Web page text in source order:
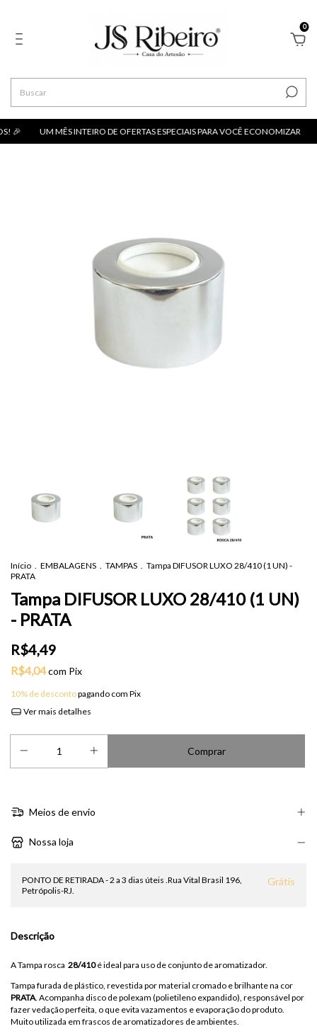
0
🎉 UM MÊS INTEIRO DE OFERTAS ESPECIAIS PARA VOCÊ ECONOMIZAR
Início . EMBALAGENS . TAMPAS . Tampa DIFUSOR LUXO 28/410 (1 UN) -
PRATA
Tampa DIFUSOR LUXO 28/410 (1 UN)
- PRATA
R$4,49
R$4,04com Pix
10% de descontopagando com Pix
Ver mais detalhes
Meios de envio
Nossa loja
PONTO DE RETIRADA - 2 a 3 dias úteis .Rua Vital Brasil 196,
Petrópolis-RJ.
Grátis
Descrição
A Tampa rosca 28/410é ideal para uso de conjunto de aromatizador.
Tampa furada de plástico, revestida por material cromado e brilhante na cor
PRATA. Acompanha disco de polexam (polietileno expandido), responsável por
fazer vedação perfeita, o que evita vazamentos e evaporação do produto.
Muito utilizada em frascos de aromatizadores de ambientes.